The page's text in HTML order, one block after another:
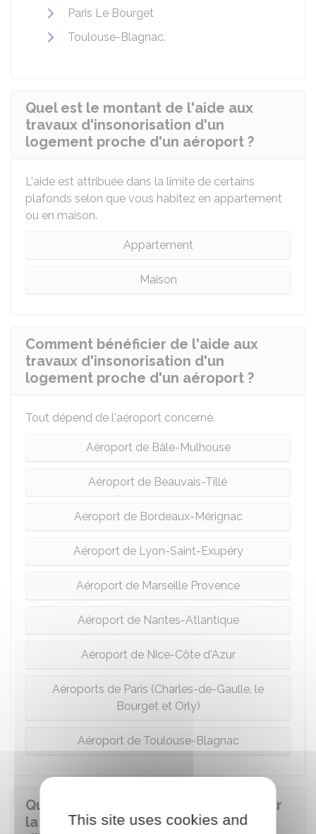
Paris Le Bourget
Toulouse-Blagnac.
Quel est le montant de l'aide aux
travaux d'insonorisation d'un
logement proche d'un aéroport ?
L'aide est attribuée dans la limite de certains
plafonds selon que vous habitez en appartement
ou en maison.
Appartement
Maison
Comment bénéficier de l'aide aux
travaux d'insonorisation d'un
logement proche d'un aéroport ?
Tout dépend de l'aéroport concerné.
Aéroport de Bâle-Mulhouse
Aéroport de Beauvais-Tillé
Aéroport de Bordeaux-Mérignac
Aéroport de Lyon-Saint-Exupéry
Aéroport de Marseille Provence
Aéroport de Nantes-Atlantique
Aéroport de Nice-Côte d'Azur
Aéroports de Paris (Charles-de-Gaulle, le
Bourget et Orly)
Aéroport de Toulouse-Blagnac
Quelle est la procédure à suivre pour
la réalisation des travaux
This site uses cookies and